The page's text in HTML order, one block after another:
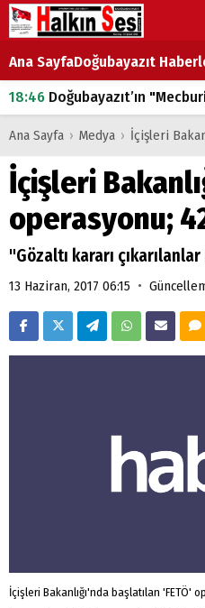
Ana SayfaDoğubayazıt
18:46 Doğubayazıt’ın "Mecburiyet"i
07:53Doğubayazıt’ta Ekmek
07:16
Doğubayazıt'ta
07:00DEVLET ve HÜKÜMET
18:29 ÇARŞI CADDESİ YAZ BOZ
Ana Sayfa › Medya › İçişleri
İçişleri
operasyonu;
"Gözaltı kararı çıkarılanlar
13 Haziran, 2017 06:15 •
İçişleri Bakanlığı'nda başlatılan 'FETÖ'